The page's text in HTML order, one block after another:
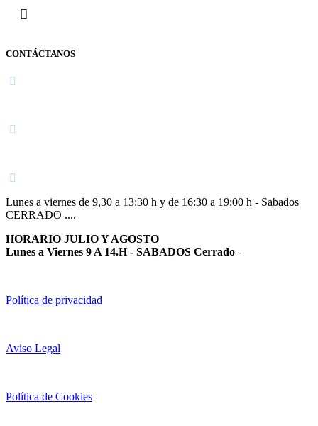
CONTÁCTANOS
Lunes a viernes de 9,30 a 13:30 h y de 16:30 a 19:00 h - Sabados
CERRADO ....
HORARIO JULIO Y AGOSTO
Lunes a Viernes 9 A 14.H - SABADOS Cerrado -
Política de privacidad
Aviso Legal
Política de Cookies